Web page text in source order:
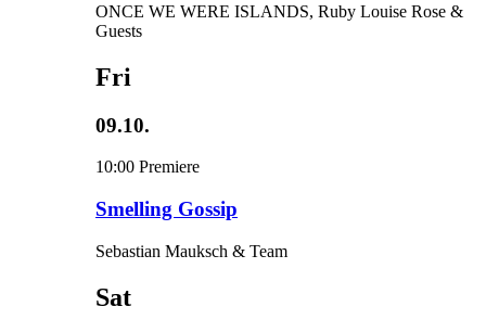
ONCE WE WERE ISLANDS, Ruby Louise Rose &
Guests
Fri
09.10.
10:00 Premiere
Smelling Gossip
Sebastian Mauksch & Team
Sat